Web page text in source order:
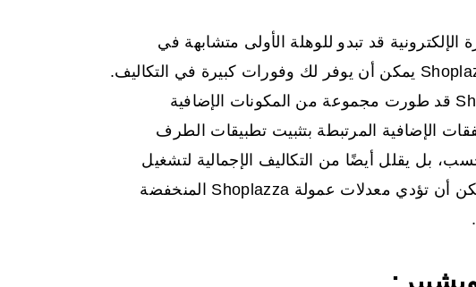
قد تبدو للوهلة الأولى متشابهة في
الأسعار، إلا أنك ستجد بمرور الوقت أن Shoplazza يمكن أن يوفر لك وفورات كبيرة في التكاليف.
أحد الأسباب الرئيسية لذلك هو أن Shoplazza قد طورت مجموعة من المكونات الإضافية
الإضافية المرتبطة بتثبيت تطبيقات الطرف
بل يقلل أيضًا من التكاليف الإجمالية لتشغيل
متجرك عبر الإنترنت. بالإضافة إلى ذلك، يمكن أن تؤدي معدلات عمولة Shoplazza المنخفضة